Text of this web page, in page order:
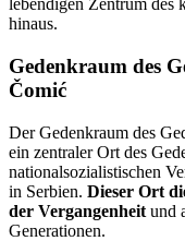
lebendigen Zentrum des
hinaus.
Gedenkraum des
Čomić
Der Gedenkraum des
ein zentraler Ort des
nationalsozialistischen
in Serbien. Dieser Ort
der Vergangenheit und
Generationen.